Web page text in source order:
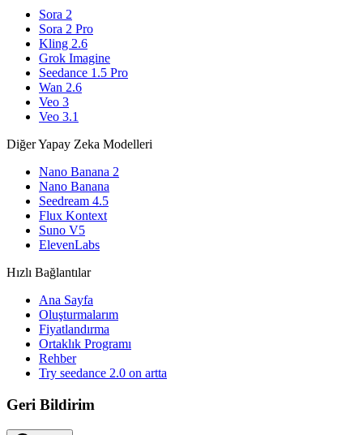
Sora 2
Sora 2 Pro
Kling 2.6
Grok Imagine
Seedance 1.5 Pro
Wan 2.6
Veo 3
Veo 3.1
Diğer Yapay Zeka Modelleri
Nano Banana 2
Nano Banana
Seedream 4.5
Flux Kontext
Suno V5
ElevenLabs
Hızlı Bağlantılar
Ana Sayfa
Oluşturmalarım
Fiyatlandırma
Ortaklık Programı
Rehber
Try seedance 2.0 on artta
Geri Bildirim